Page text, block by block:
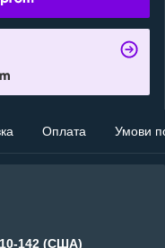
Оплата Умови
142 (США)